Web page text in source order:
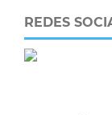
REDES